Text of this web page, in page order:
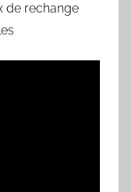
de rechange